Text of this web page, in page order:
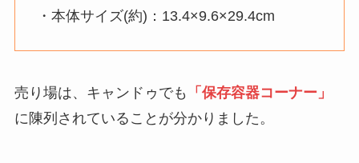
・本体サイズ(約)：13.4×9.6×29.4cm
売り場は、キャンドゥでも
「保存容器コーナー」
に陳列されていることが分かりました。